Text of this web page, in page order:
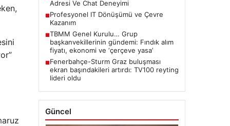
Adresi Ve Chat Deneyimi
■Profesyonel IT Dönüşümü ve Çevre
Kazanım
■TBMM Genel Kurulu… Grup
başkanvekillerinin gündemi: Fındık alım
fiyatı, ekonomi ve ‘çerçeve yasa’
■Fenerbahçe-Sturm Graz buluşması
ekran başındakileri artırdı: TV100 reyting
lideri oldu
Güncel